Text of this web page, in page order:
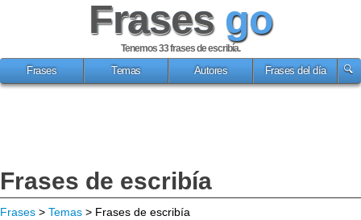
Frases go
Tenemos 33frases de escribía.
Frases
Temas Autores Frases del día
Frases de escribía
Frases > Temas > Frases de escribía